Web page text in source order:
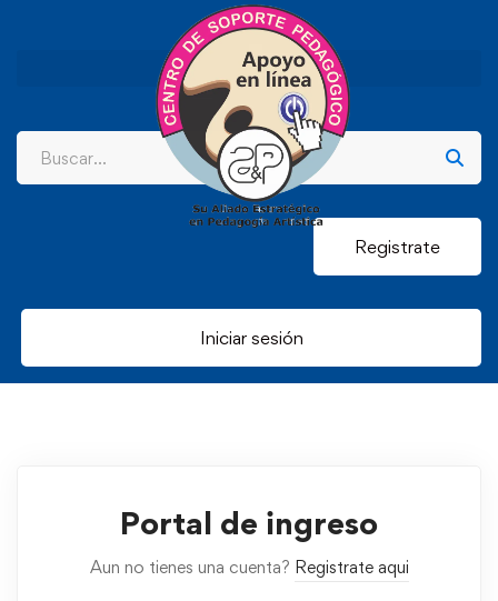
Registrate
Iniciar sesión
Portal de ingreso
Aun no tienes una cuenta? Registrate aqui